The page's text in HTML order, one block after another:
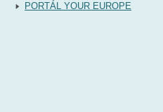
PORTÁL YOUR EUROPE